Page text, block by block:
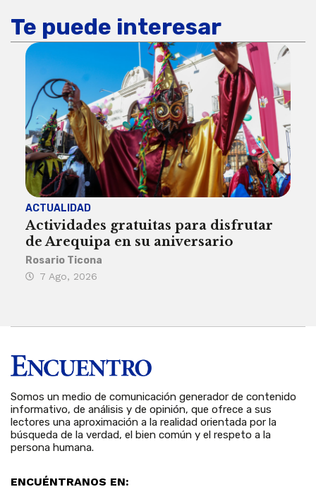
Te puede interesar
ACTUALIDAD
Actividades gratuitas para disfrutar
de Arequipa en su aniversario
Rosario Ticona
7 Ago, 2026
Somos un medio de comunicación generador de contenido
informativo, de análisis y de opinión, que ofrece a sus
lectores una aproximación a la realidad orientada por la
búsqueda de la verdad, el bien común y el respeto a la
persona humana.
ENCUÉNTRANOS EN: